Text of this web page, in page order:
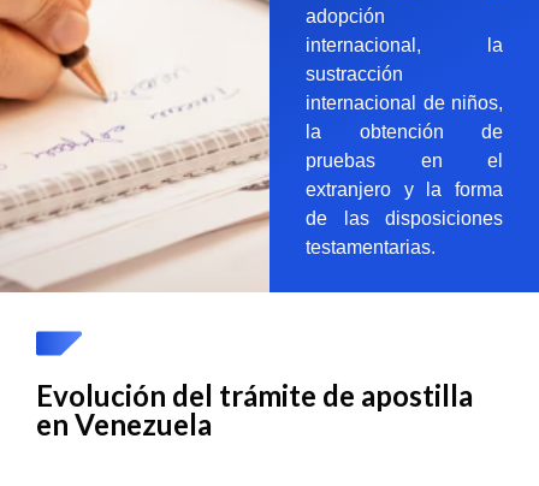
adopción
internacional, la
sustracción
internacional de niños,
la obtención de
pruebas en el
extranjero y la forma
de las disposiciones
testamentarias.
Evolución del trámite de apostilla
en Venezuela